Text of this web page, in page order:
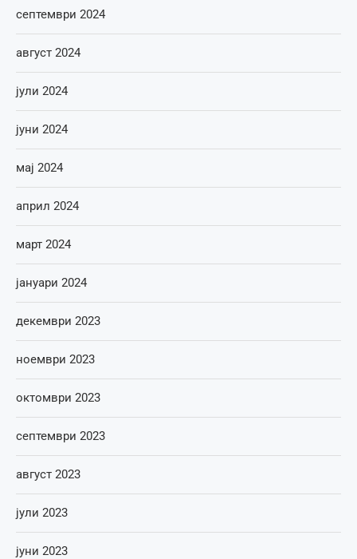
септември 2024
август 2024
јули 2024
јуни 2024
мај 2024
април 2024
март 2024
јануари 2024
декември 2023
ноември 2023
октомври 2023
септември 2023
август 2023
јули 2023
јуни 2023